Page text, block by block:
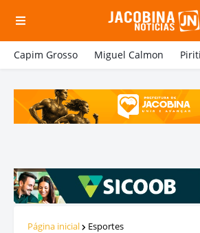
Capim Grosso Miguel Calmon
Página inicial Esportes